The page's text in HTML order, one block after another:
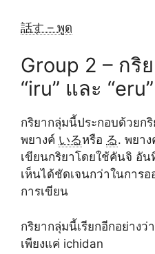
話す – พูด
Group 2 – กริ
“iru” และ “eru”
กริยากลุ่มนี้ประกอบด้วยก
พยางค์ いるหรือ る. พยาง
เขียนกริยาโดยใช้คันจิ อัน
เห็นได้ชัดเจนกว่าในการอ
การเขียน
กริยากลุ่มนี้เรียกอีกอย่าง
เพียงแค่ ichidan